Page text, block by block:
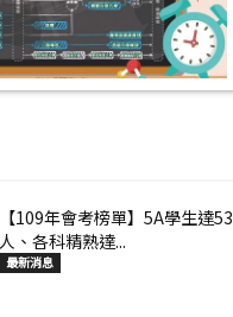
【109年會考榜單】5A學生達53
人、各科精熟達...
最新消息